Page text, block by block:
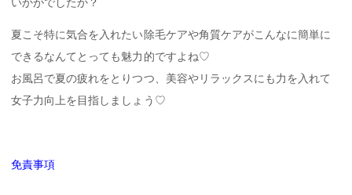
夏こそ特に気合を入れたい除毛ケアや角質ケアがこんなに簡単に
できるなんてとっても魅力的ですよね♡
お風呂で夏の疲れをとりつつ、美容やリラックスにも力を入れて
女子力向上を目指しましょう♡
免責事項